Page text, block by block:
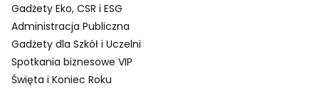
Gadżety Eko, CSR i ESG
Administracja Publiczna
Gadżety dla Szkół i Uczelni
Spotkania biznesowe VIP
Święta i Koniec Roku